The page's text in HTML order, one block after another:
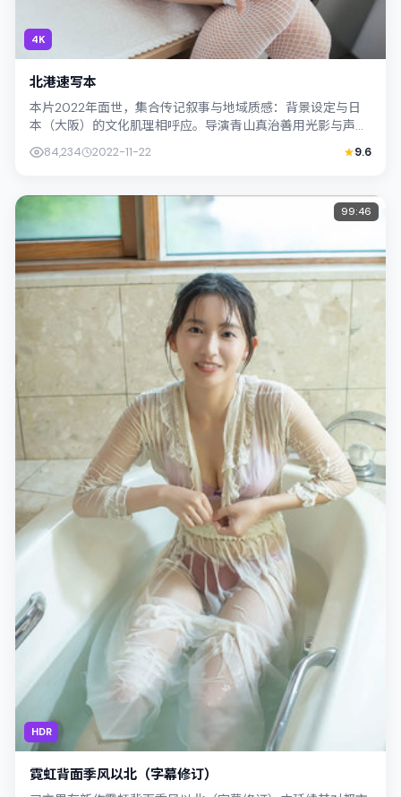
4K
北港速写本
本片2022年面世，集合传记叙事与地域质感：背景设定与日
本（大阪）的文化肌理相呼应。导演青山真治善用光影与声场
塑造孤独感，易烊千玺饰演角色的抉择...
84,234 2022-11-22 9.6
HDR
99:46
霓虹背面季风以北（字幕修订）